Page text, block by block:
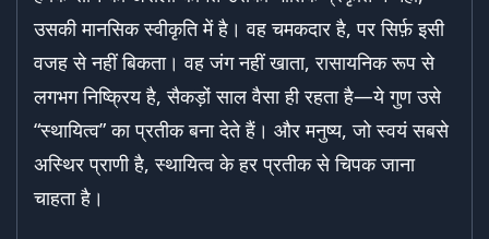
उसकी मानसिक स्वीकृति में है। वह चमकदार है, पर सिर्फ़ इसी
वजह से नहीं बिकता। वह जंग नहीं खाता, रासायनिक रूप से
लगभग निष्क्रिय है, सैकड़ों साल वैसा ही रहता है—ये गुण उसे
“स्थायित्व” का प्रतीक बना देते हैं। और मनुष्य, जो स्वयं सबसे
अस्थिर प्राणी है, स्थायित्व के हर प्रतीक से चिपक जाना
चाहता है।